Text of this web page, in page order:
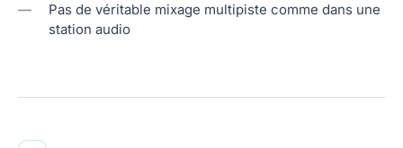
—
Pas de véritable mixage multipiste comme dans une
station audio